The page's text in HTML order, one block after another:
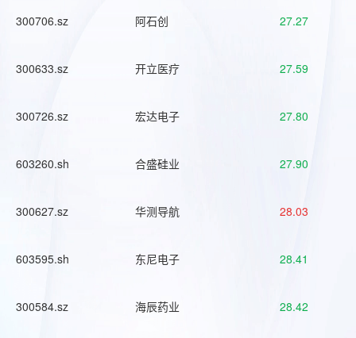
300706.sz 阿石创 27.27
300633.sz 开立医疗 27.59
300726.sz 宏达电子 27.80
603260.sh 合盛硅业 27.90
300627.sz 华测导航 28.03
603595.sh 东尼电子 28.41
300584.sz 海辰药业 28.42